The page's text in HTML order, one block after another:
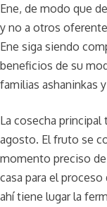
Ene, de modo que
y no a otros
Ene siga siendo
beneficios de su
familias ashaninkas
La cosecha
agosto. El fruto se
momento preciso
casa para el
ahí tiene lugar la